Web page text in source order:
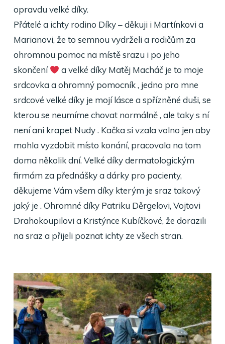
opravdu velké díky.
Přátelé a ichty rodino Díky – děkuji i Martínkovi a
Marianovi, že to semnou vydrželi a rodičům za
ohromnou pomoc na místě srazu i po jeho
skončení
a velké díky Matěj Macháč je to moje
srdcovka a ohromný pomocník , jedno pro mne
srdcové velké díky je mojí lásce a spřízněné duši, se
kterou se neumíme chovat normálně , ale taky s ní
není ani krapet Nudy . Kačka si vzala volno jen aby
mohla vyzdobit místo konání, pracovala na tom
doma několik dní. Velké díky dermatologickým
firmám za přednášky a dárky pro pacienty,
děkujeme Vám všem díky kterým je sraz takový
jaký je . Ohromné díky Patriku Děrgelovi, Vojtovi
Drahokoupilovi a Kristýnce Kubíčkové, že dorazili
na sraz a přijeli poznat ichty ze všech stran.